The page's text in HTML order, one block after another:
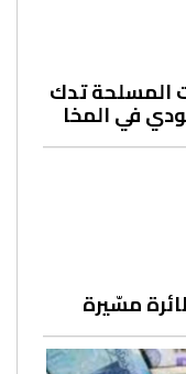
المسلحة تدك
في المخا
مسّيرة